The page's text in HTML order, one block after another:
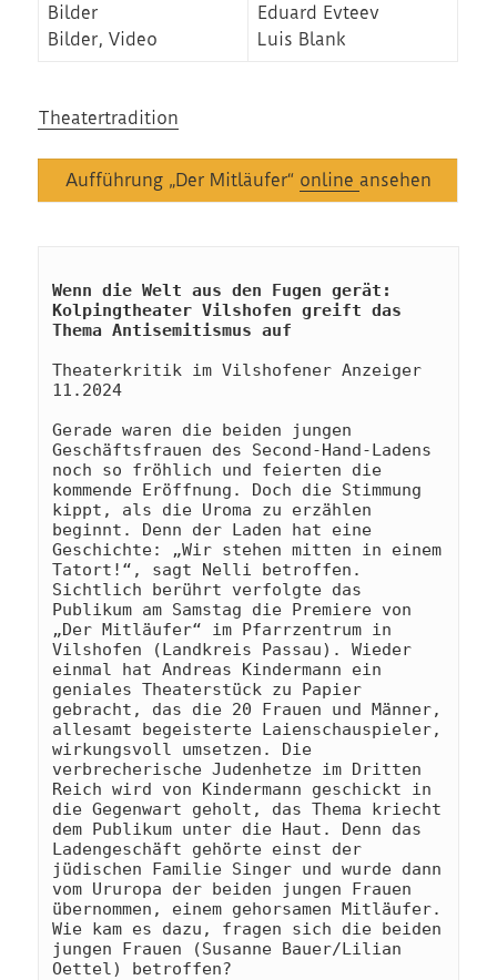
Bilder
Bilder, Video
Eduard Evteev
Luis Blank
Theatertradition
Aufführung „Der Mitläufer“ online ansehen
Wenn die Welt aus den Fugen gerät:
Kolpingtheater Vilshofen greift das
Thema Antisemitismus auf
Theaterkritik im Vilshofener Anzeiger
11.2024
Gerade waren die beiden jungen
Geschäftsfrauen des Second-Hand-Ladens
noch so fröhlich und feierten die
kommende Eröffnung. Doch die Stimmung
kippt, als die Uroma zu erzählen
beginnt. Denn der Laden hat eine
Geschichte: „Wir stehen mitten in einem
Tatort!“, sagt Nelli betroffen.
Sichtlich berührt verfolgte das
Publikum am Samstag die Premiere von
„Der Mitläufer“ im Pfarrzentrum in
Vilshofen (Landkreis Passau). Wieder
einmal hat Andreas Kindermann ein
geniales Theaterstück zu Papier
gebracht, das die 20 Frauen und Männer,
allesamt begeisterte Laienschauspieler,
wirkungsvoll umsetzen. Die
verbrecherische Judenhetze im Dritten
Reich wird von Kindermann geschickt in
die Gegenwart geholt, das Thema kriecht
dem Publikum unter die Haut. Denn das
Ladengeschäft gehörte einst der
jüdischen Familie Singer und wurde dann
vom Ururopa der beiden jungen Frauen
übernommen, einem gehorsamen Mitläufer.
Wie kam es dazu, fragen sich die beiden
jungen Frauen (Susanne Bauer/Lilian
Oettel) betroffen?